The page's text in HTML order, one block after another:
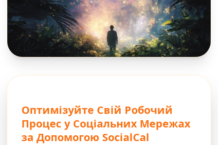
Оптимізуйте Свій Робочий
Процес у Соціальних Мережах
за Допомогою SocialCal